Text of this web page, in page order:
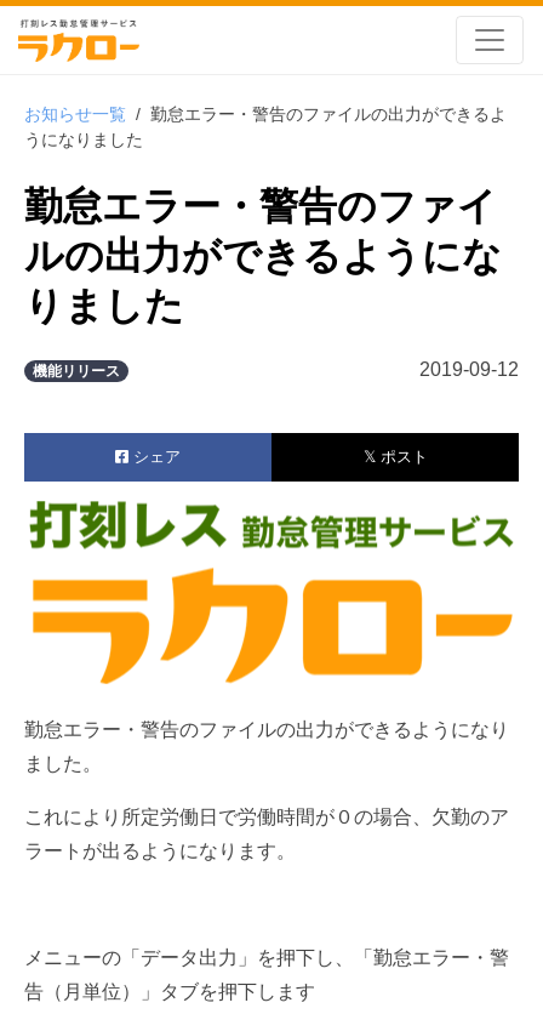
お知らせ一覧 / 勤怠エラー・警告のファイルの出力ができるよ
うになりました
勤怠エラー・警告のファイ
ルの出力ができるようにな
りました
機能リリース 2019-09-12
シェア 𝕏 ポスト
勤怠エラー・警告のファイルの出力ができるようになり
ました。
これにより所定労働日で労働時間が０の場合、欠勤のア
ラートが出るようになります。
メニューの「データ出力」を押下し、「勤怠エラー・警
告（月単位）」タブを押下します